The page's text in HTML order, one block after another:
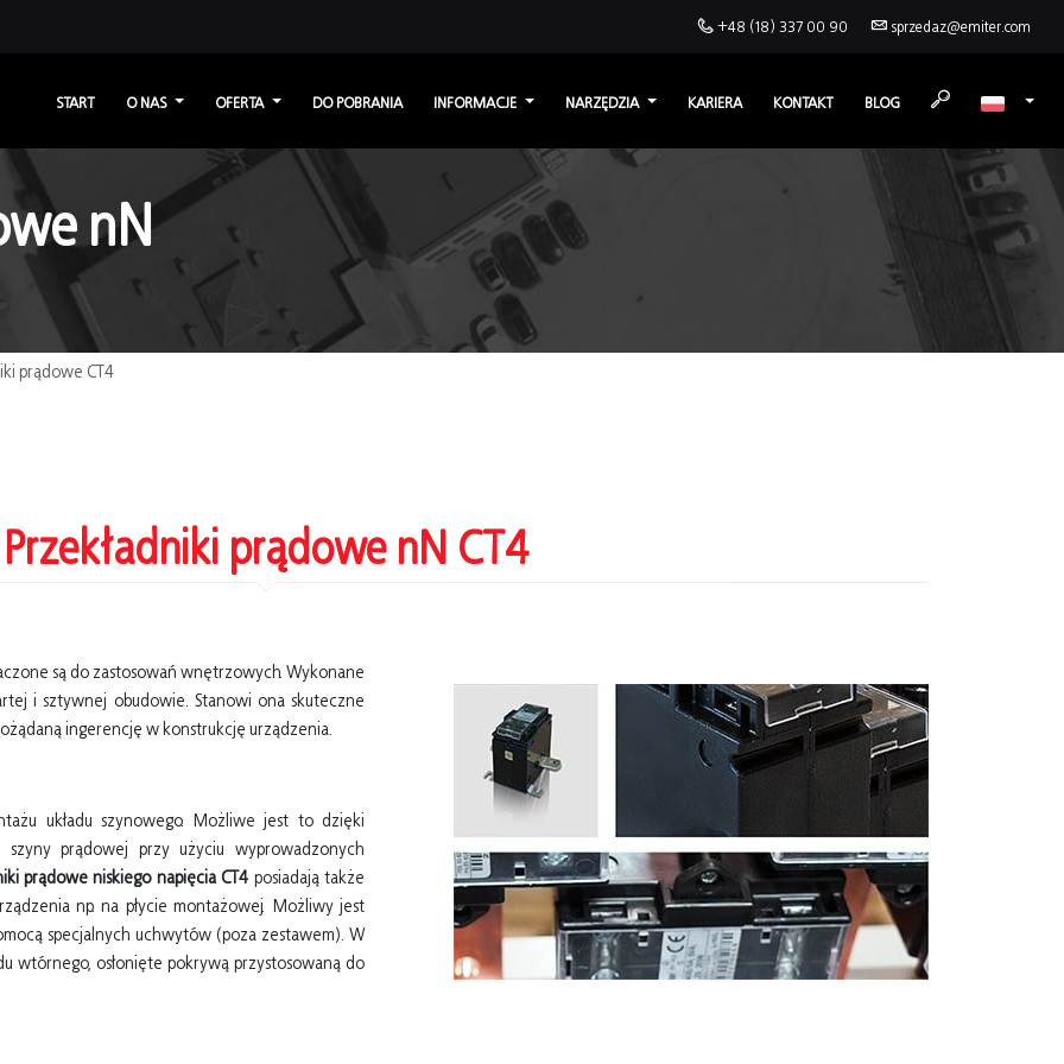
+48 (18) 337 00 90 sprzedaz@emiter.com
START O NAS OFERTA DO POBRANIA INFORMACJE NARZĘDZIA KARIERA KONTAKT BLOG
nN
prądowe CT4
Przekładniki prądowe nN CT4
są do zastosowań wnętrzowych. Wykonane
i sztywnej obudowie. Stanowi ona skuteczne
ingerencję w konstrukcję urządzenia.
układu szynowego. Możliwe jest to dzięki
szyny prądowej przy użyciu wyprowadzonych
prądowe niskiego napięcia CT4 posiadają także
np. na płycie montażowej. Możliwy jest
specjalnych uchwytów (poza zestawem). W
wtórnego, osłonięte pokrywą przystosowaną do